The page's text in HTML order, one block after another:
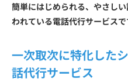
簡単にはじめられる、やさし
われている電話代行サービスで
一次取次に特化した
話代行サービス